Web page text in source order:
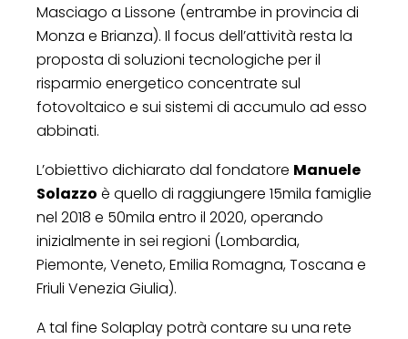
Masciago a Lissone (entrambe in provincia di
Monza e Brianza). Il focus dell’attività resta la
proposta di soluzioni tecnologiche per il
risparmio energetico concentrate sul
fotovoltaico e sui sistemi di accumulo ad esso
abbinati.
L’obiettivo dichiarato dal fondatore Manuele
Solazzo è quello di raggiungere 15mila famiglie
nel 2018 e 50mila entro il 2020, operando
inizialmente in sei regioni (Lombardia,
Piemonte, Veneto, Emilia Romagna, Toscana e
Friuli Venezia Giulia).
A tal fine Solaplay potrà contare su una rete